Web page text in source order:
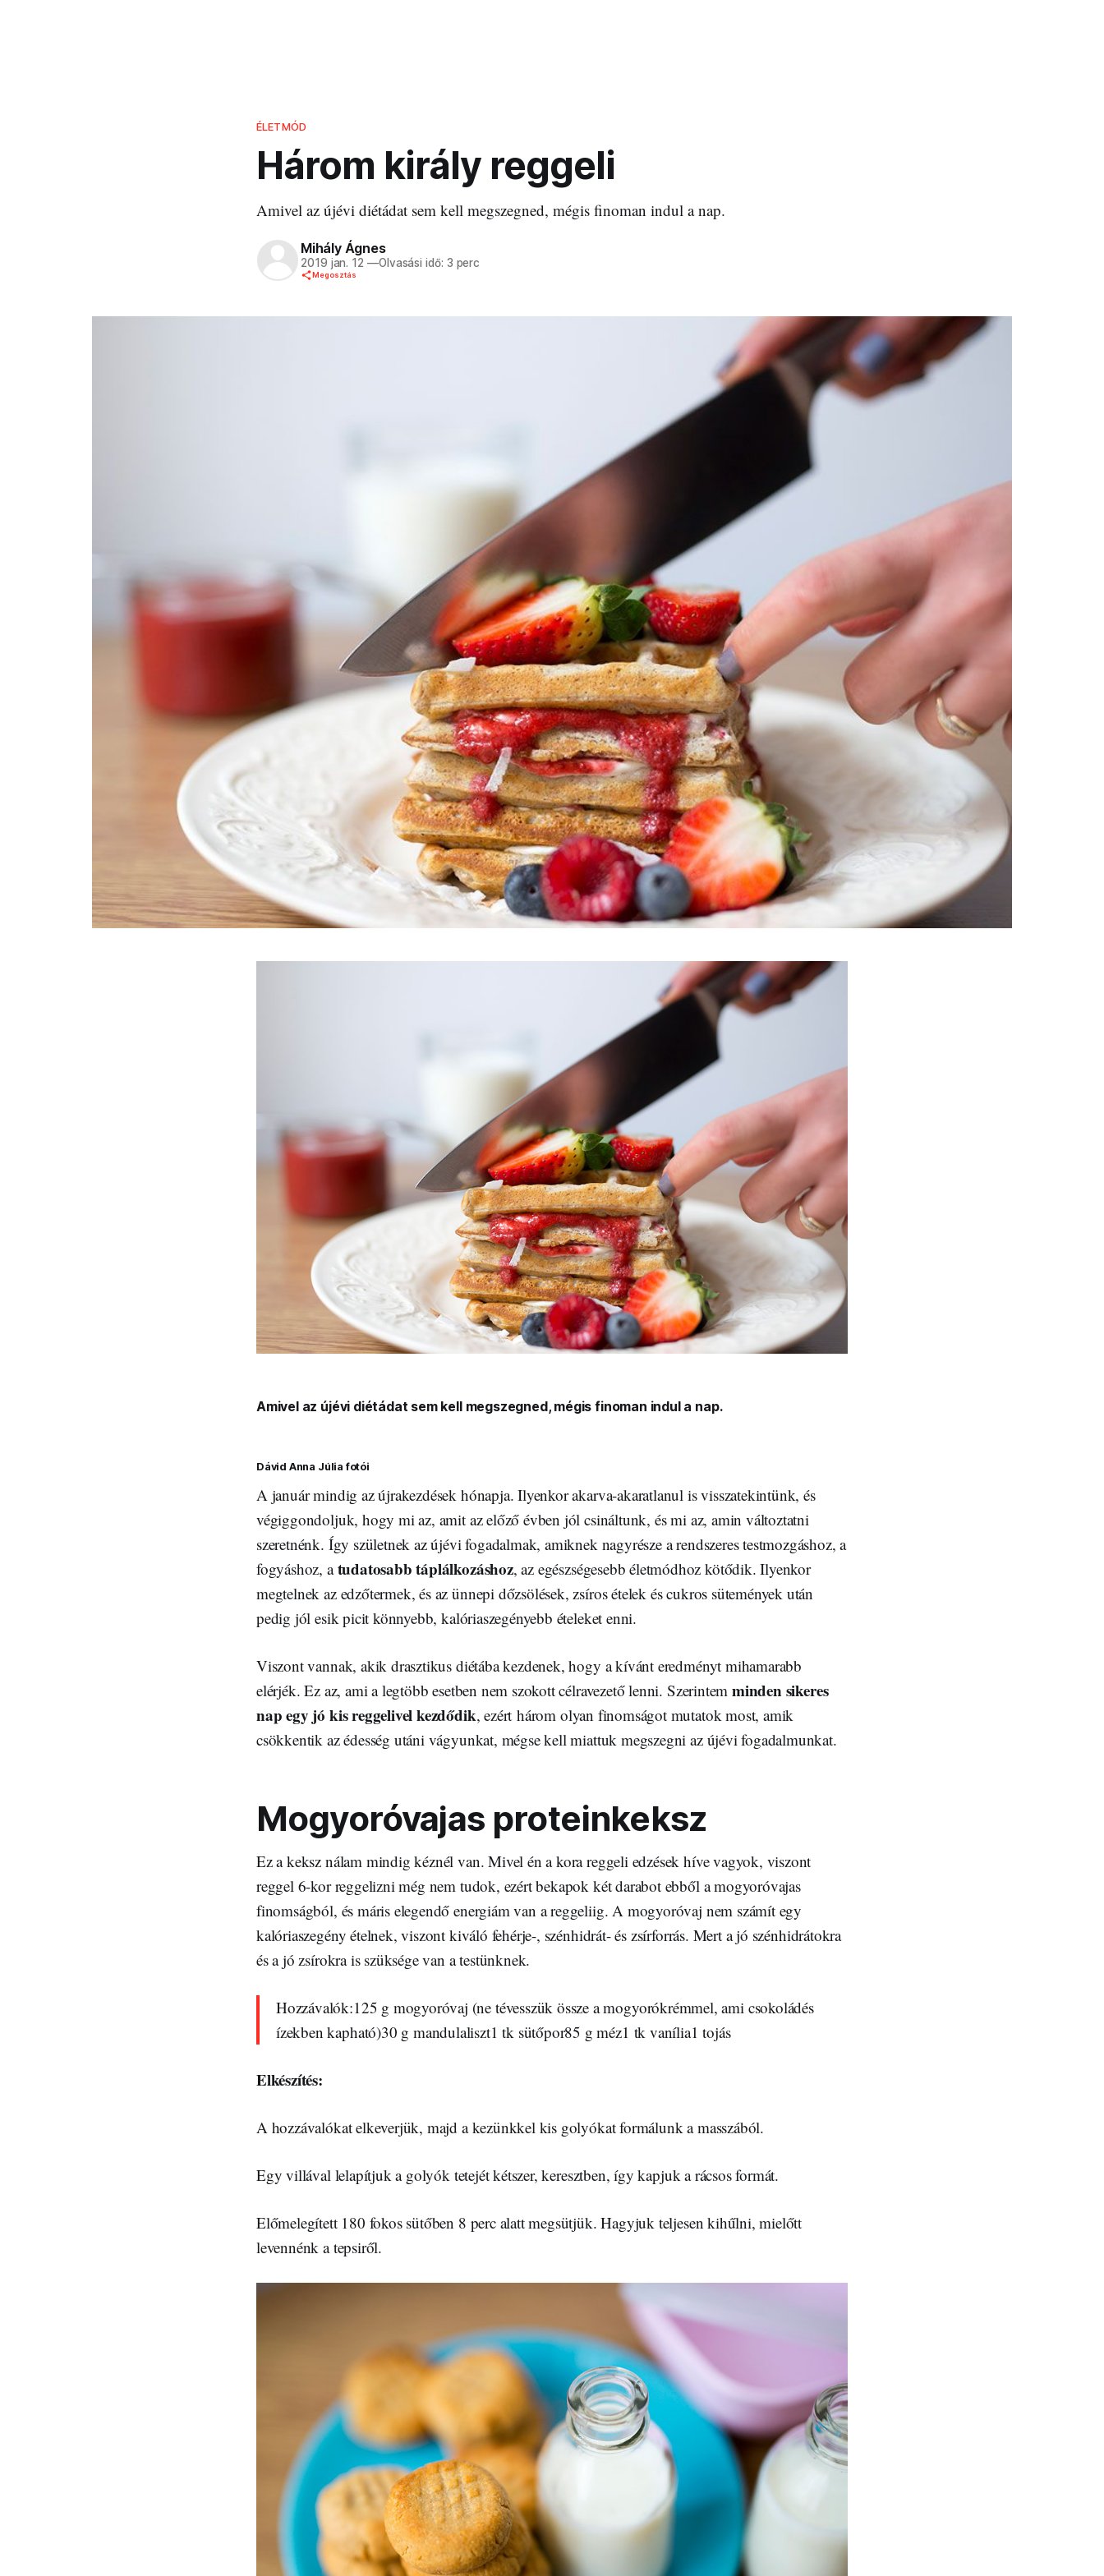
ÉLETMÓD
Három király reggeli
Amivel az újévi diétádat sem kell megszegned, mégis finoman indul a nap.
Mihály Ágnes
2019 jan. 12 —Olvasási idő: 3 perc
Megosztás
Amivel az újévi diétádat sem kell megszegned, mégis finoman indul a nap.
Dávid Anna Júlia fotói
A január mindig az újrakezdések hónapja. Ilyenkor akarva-akaratlanul is visszatekintünk, és
végiggondoljuk, hogy mi az, amit az előző évben jól csináltunk, és mi az, amin változtatni
szeretnénk. Így születnek az újévi fogadalmak, amiknek nagyrésze a rendszeres testmozgáshoz, a
fogyáshoz, atudatosabb táplálkozáshoz, az egészségesebb életmódhoz kötődik. Ilyenkor
megtelnek az edzőtermek, és az ünnepi dőzsölések, zsíros ételek és cukros sütemények után
pedig jól esik picit könnyebb, kalóriaszegényebb ételeket enni.
Viszont vannak, akik drasztikus diétába kezdenek, hogy a kívánt eredményt mihamarabb
elérjék. Ez az, ami a legtöbb esetben nem szokott célravezető lenni. Szerintem minden sikeres
nap egy jó kis reggelivel kezdődik, ezért három olyan finomságot mutatok most, amik
csökkentik az édesség utáni vágyunkat, mégse kell miattuk megszegni az újévi fogadalmunkat.
Mogyoróvajas proteinkeksz
Ez a keksz nálam mindig kéznél van. Mivel én a kora reggeli edzések híve vagyok, viszont
reggel 6-kor reggelizni még nem tudok, ezért bekapok két darabot ebből a mogyoróvajas
finomságból, és máris elegendő energiám van a reggeliig. A mogyoróvaj nem számít egy
kalóriaszegény ételnek, viszont kiváló fehérje-, szénhidrát- és zsírforrás. Mert a jó szénhidrátokra
és a jó zsírokra is szüksége van a testünknek.
Hozzávalók:125 g mogyoróvaj (ne tévesszük össze a mogyorókrémmel, ami csokoládés
ízekben kapható)30 g mandulaliszt1 tk sütőpor85 g méz1 tk vanília1 tojás
Elkészítés:
A hozzávalókat elkeverjük, majd a kezünkkel kis golyókat formálunk a masszából.
Egy villával lelapítjuk a golyók tetejét kétszer, keresztben, így kapjuk a rácsos formát.
Előmelegített 180 fokos sütőben 8 perc alatt megsütjük. Hagyjuk teljesen kihűlni, mielőtt
levennénk a tepsiről.